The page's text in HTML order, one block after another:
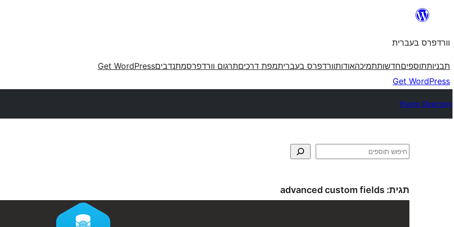
וורדפרס בעברית
תבניותתוספיםחדשותתמיכהאודותוורדפרס בעבריתמפת דרכיםתרגום וורדפרסמתנדביםGet WordPress
Get WordPress
Plugin Directory
חיפוש
תגית: advanced custom fields